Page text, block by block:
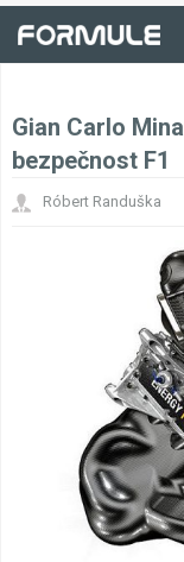
Gian Carlo
bezpečnost F1
Róbert Randuška